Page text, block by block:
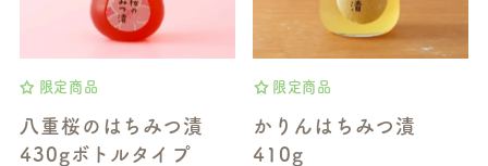
限定商品
八重桜のはちみつ漬
430gボトルタイプ
限定商品
かりんはちみつ漬
410g